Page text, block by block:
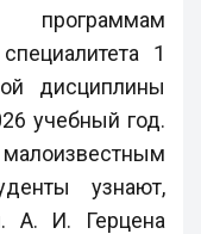
1
дисциплины
учебный год.
узнают,
А. И. Герцена